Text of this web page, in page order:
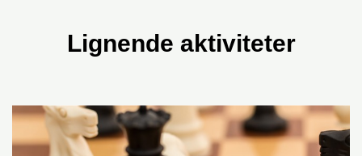
Lignende aktiviteter